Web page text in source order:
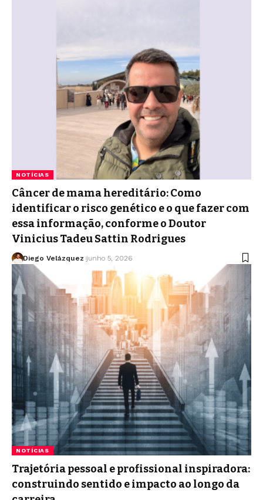
NOTÍCIAS
Câncer de mama hereditário: Como
identificar o risco genético e o que fazer com
essa informação, conforme o Doutor
Vinicius Tadeu Sattin Rodrigues
Diego Velázquez junho 5, 2026
NOTÍCIAS
Trajetória pessoal e profissional inspiradora:
construindo sentido e impacto ao longo da